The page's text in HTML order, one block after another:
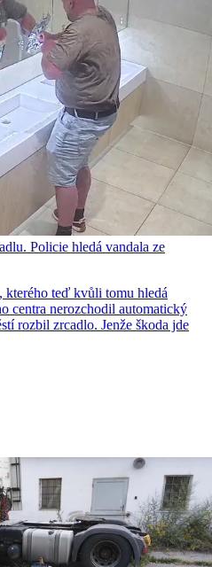
Policie hledá vandala ze
kterého teď kvůli tomu hledá
centra nerozchodil automatický
rozbil zrcadlo. Jenže škoda jde